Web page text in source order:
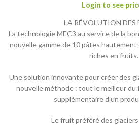
Login to see
LA RÉVOLUTION DES
La technologie MEC3 au service de la
nouvelle gamme de 10 pâtes
riches en fruits.
Une solution innovante pour créer des
nouvelle méthode : tout le meilleur du
supplémentaire d’un
Le fruit préféré des